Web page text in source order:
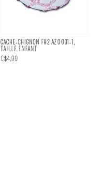
CACHE-CHIGNON FH2 AZ0031-1,
TAILLE ENFANT
C$4,99